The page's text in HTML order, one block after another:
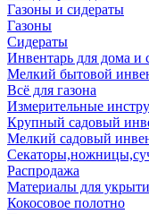
Газоны и сидераты
Газоны
Сидераты
Инвентарь для дома и
Мелкий бытовой
Всё для газона
Измерительные
Крупный садовый
Мелкий садовый
Распродажа
Материалы для
Кокосовое полотно